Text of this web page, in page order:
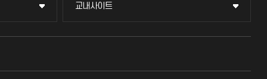
교내사이트
교내사이트
교수회